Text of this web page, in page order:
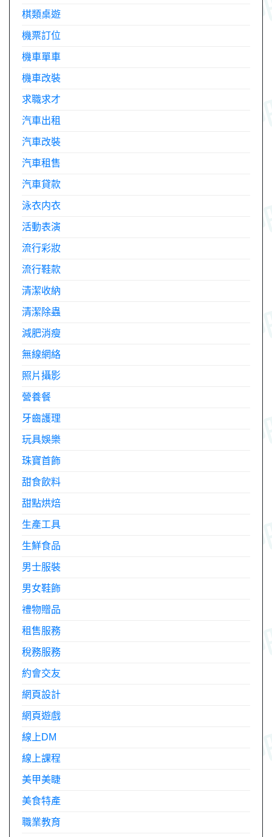
棋類桌遊
機票訂位
機車單車
機車改裝
求職求才
汽車出租
汽車改裝
汽車租售
汽車貸款
泳衣内衣
活動表演
流行彩妝
流行鞋款
清潔收納
清潔除蟲
減肥消瘦
無線網絡
照片攝影
營養餐
牙齒護理
玩具娛樂
珠寶首飾
甜食飲料
甜點烘焙
生產工具
生鮮食品
男士服裝
男女鞋飾
禮物贈品
租售服務
稅務服務
約會交友
網頁設計
網頁遊戲
線上DM
線上課程
美甲美睫
美食特產
職業教育